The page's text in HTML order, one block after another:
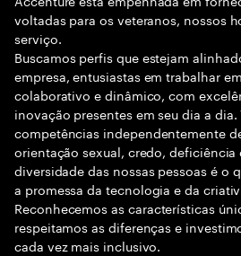
voltadas para os veteranos, nossos
serviço.
Buscamos perfis que estejam
empresa, entusiastas em trabalhar
colaborativo e dinâmico, com
inovação presentes em seu dia a
competências independentemente
orientação sexual, credo,
diversidade das nossas pessoas é o
a promessa da tecnologia e da
Reconhecemos as características
respeitamos as diferenças e
cada vez mais inclusivo.